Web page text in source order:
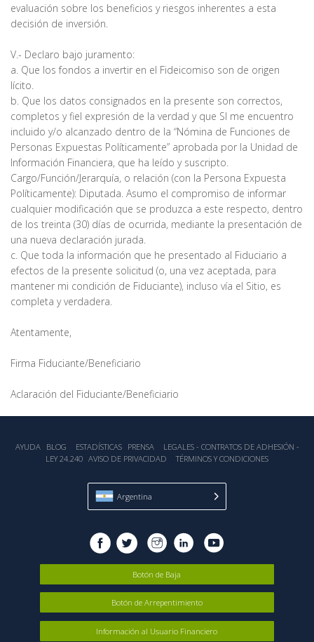
evaluación sobre los beneficios y riesgos inherentes a esta
decisión de inversión.
V.- Declaro bajo juramento:
a. Que los fondos a invertir en el Fideicomiso son de origen
lícito.
b. Que los datos consignados en la presente son correctos,
completos y fiel expresión de la verdad y que SI me encuentro
incluido y/o alcanzado dentro de la “Nómina de Funciones de
Personas Expuestas Políticamente” aprobada por la Unidad de
Información Financiera, que ha leído y suscripto.
Cargo/Función/Jerarquía, o relación (con la Persona Expuesta
Políticamente): Diputada. Asumo el compromiso de informar
cualquier modificación que se produzca a este respecto, dentro
de los treinta (30) días de ocurrida, mediante la presentación de
una nueva declaración jurada.
c. Que toda la información que he presentado al Fiduciario a
efectos de la presente solicitud (o, una vez aceptada, para
mantener mi condición de Fiduciante), incluso vía el Sitio, es
completa y verdadera.
Atentamente,
Firma Fiduciante/Beneficiario
Aclaración del Fiduciante/Beneficiario
AYUDA BLOG ESTADÍSTICA‎S PRENSA
LEGALES - CONTRATOS DE ADHESIÓN -
LEY 24.240 AVISO DE PRIVACIDAD TÉRMINOS Y CONDICIONES
Argentina
Botón de Baja
Botón de Arrepentimiento
Información al Usuario Financiero